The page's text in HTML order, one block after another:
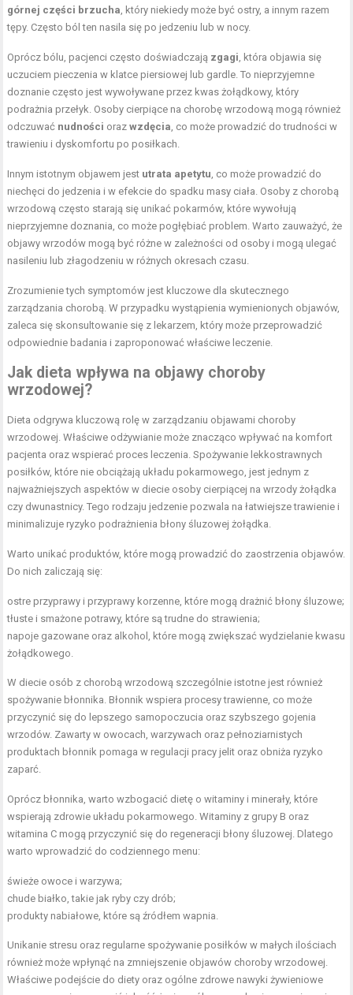
górnej części brzucha, który niekiedy może być ostry, a innym razem
tępy. Często ból ten nasila się po jedzeniu lub w nocy.
Oprócz bólu, pacjenci często doświadczają zgagi, która objawia się
uczuciem pieczenia w klatce piersiowej lub gardle. To nieprzyjemne
doznanie często jest wywoływane przez kwas żołądkowy, który
podrażnia przełyk. Osoby cierpiące na chorobę wrzodową mogą również
odczuwać nudności orazwzdęcia, co może prowadzić do trudności w
trawieniu i dyskomfortu po posiłkach.
Innym istotnym objawem jest utrata apetytu, co może prowadzić do
niechęci do jedzenia i w efekcie do spadku masy ciała. Osoby z chorobą
wrzodową często starają się unikać pokarmów, które wywołują
nieprzyjemne doznania, co może pogłębiać problem. Warto zauważyć, że
objawy wrzodów mogą być różne w zależności od osoby i mogą ulegać
nasileniu lub złagodzeniu w różnych okresach czasu.
Zrozumienie tych symptomów jest kluczowe dla skutecznego
zarządzania chorobą. W przypadku wystąpienia wymienionych objawów,
zaleca się skonsultowanie się z lekarzem, który może przeprowadzić
odpowiednie badania i zaproponować właściwe leczenie.
Jak dieta wpływa na objawy choroby
wrzodowej?
Dieta odgrywa kluczową rolę w zarządzaniu objawami choroby
wrzodowej. Właściwe odżywianie może znacząco wpływać na komfort
pacjenta oraz wspierać proces leczenia. Spożywanie lekkostrawnych
posiłków, które nie obciążają układu pokarmowego, jest jednym z
najważniejszych aspektów w diecie osoby cierpiącej na wrzody żołądka
czy dwunastnicy. Tego rodzaju jedzenie pozwala na łatwiejsze trawienie i
minimalizuje ryzyko podrażnienia błony śluzowej żołądka.
Warto unikać produktów, które mogą prowadzić do zaostrzenia objawów.
Do nich zaliczają się:
ostre przyprawy i przyprawy korzenne, które mogą drażnić błony śluzowe;
tłuste i smażone potrawy, które są trudne do strawienia;
napoje gazowane oraz alkohol, które mogą zwiększać wydzielanie kwasu
żołądkowego.
W diecie osób z chorobą wrzodową szczególnie istotne jest również
spożywanie błonnika. Błonnik wspiera procesy trawienne, co może
przyczynić się do lepszego samopoczucia oraz szybszego gojenia
wrzodów. Zawarty w owocach, warzywach oraz pełnoziarnistych
produktach błonnik pomaga w regulacji pracy jelit oraz obniża ryzyko
zaparć.
Oprócz błonnika, warto wzbogacić dietę o witaminy i minerały, które
wspierają zdrowie układu pokarmowego. Witaminy z grupy B oraz
witamina C mogą przyczynić się do regeneracji błony śluzowej. Dlatego
warto wprowadzić do codziennego menu:
świeże owoce i warzywa;
chude białko, takie jak ryby czy drób;
produkty nabiałowe, które są źródłem wapnia.
Unikanie stresu oraz regularne spożywanie posiłków w małych ilościach
również może wpłynąć na zmniejszenie objawów choroby wrzodowej.
Właściwe podejście do diety oraz ogólne zdrowe nawyki żywieniowe